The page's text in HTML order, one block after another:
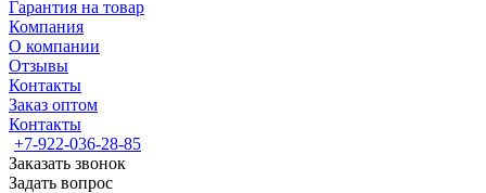
Гарантия на товар
Компания
О компании
Отзывы
Контакты
Заказ оптом
Контакты
+7-922-036-28-85
Заказать звонок
Задать вопрос